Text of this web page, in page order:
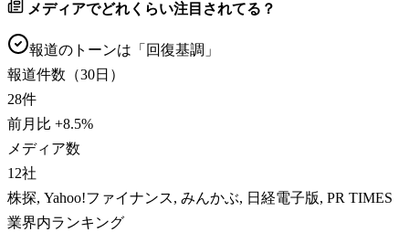
メディアでどれくらい注目されてる？
報道のトーンは「 回復基調 」
報道件数（30日）
28件
前月比 +8.5%
メディア数
12社
株探, Yahoo!ファイナンス, みんかぶ, 日経電子版, PR TIMES
業界内ランキング